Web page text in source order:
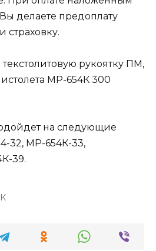
делаете предоплату
страховку.
рукоятку ПМ,
МР-654К 300
на следующие
32, МР-654К-33,
39.